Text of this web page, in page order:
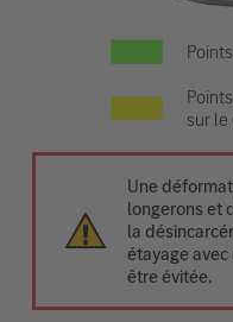
sur le
Une
longerons et
la
étayage
être évitée.